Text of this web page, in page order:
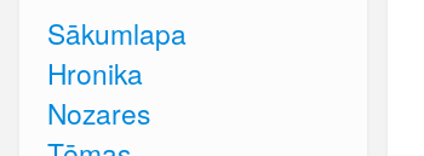
Sākumlapa
Hronika
Nozares